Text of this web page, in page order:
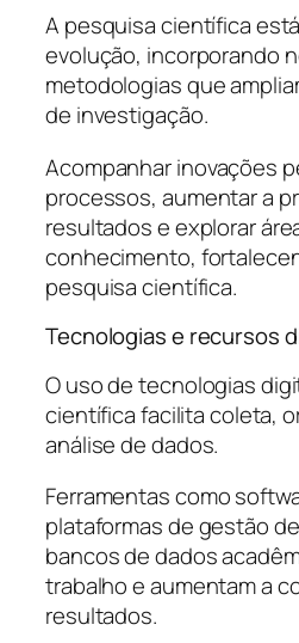
A pesquisa científica
evolução, incorporando
metodologias que
de investigação.
Acompanhar inovações
processos, aumentar a
resultados e explorar
conhecimento,
pesquisa científica.
Tecnologias e recursos
O uso de tecnologias
científica facilita coleta,
análise de dados.
Ferramentas como
plataformas de gestão
bancos de dados
trabalho e aumentam a
resultados.